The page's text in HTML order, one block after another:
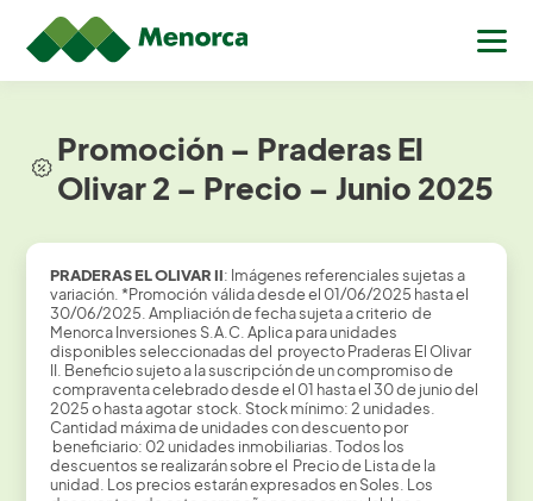
Promoción – Praderas El
Olivar 2 – Precio – Junio 2025
PRADERASELOLIVARII: Imágenes referenciales sujetas a
variación. *Promoción válida desde el 01/06/2025 hasta el
30/06/2025. Ampliación de fecha sujeta a criterio de
Menorca Inversiones S.A.C. Aplica para unidades
disponibles seleccionadas del proyecto Praderas El Olivar
II. Beneficio sujeto a la suscripción de un compromiso de
compraventa celebrado desde el 01 hasta el 30 de junio del
2025 o hasta agotar stock. Stock mínimo: 2 unidades.
Cantidad máxima de unidades con descuento por
beneficiario: 02 unidades inmobiliarias. Todos los
descuentos se realizarán sobre el Precio de Lista de la
unidad. Los precios estarán expresados en Soles. Los